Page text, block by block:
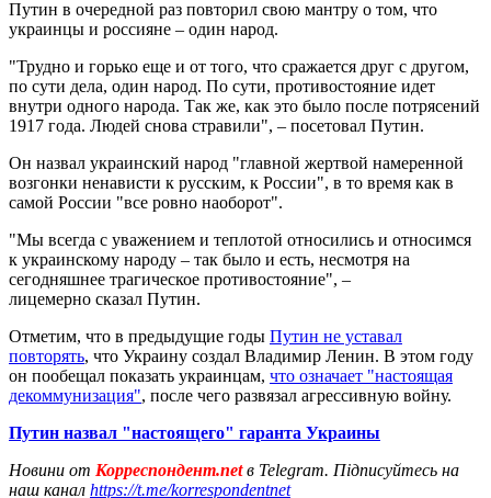
Путин в очередной раз повторил свою мантру о том, что
украинцы и россияне – один народ.
"Трудно и горько еще и от того, что сражается друг с другом,
по сути дела, один народ. По сути, противостояние идет
внутри одного народа. Так же, как это было после потрясений
1917 года. Людей снова стравили", – посетовал Путин.
Он назвал украинский народ "главной жертвой намеренной
возгонки ненависти к русским, к России", в то время как в
самой России "все ровно наоборот".
"Мы всегда с уважением и теплотой относились и относимся
к украинскому народу – так было и есть, несмотря на
сегодняшнее трагическое противостояние", –
лицемерно сказал Путин.
Отметим, что в предыдущие годы Путин не уставал
повторять, что Украину создал Владимир Ленин. В этом году
он пообещал показать украинцам, что означает "настоящая
декоммунизация", после чего развязал агрессивную войну.
Путин назвал "настоящего" гаранта Украины
Новини от Корреспондент.netв Telegram. Підписуйтесь на
наш канал https://t.me/korrespondentnet